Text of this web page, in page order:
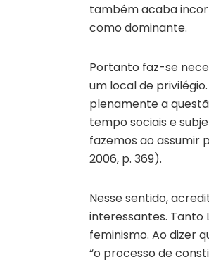
também acaba
como dominante.
Portanto faz-se
um local de
plenamente a
tempo sociais e
fazemos ao assumir
2006, p. 369).
Nesse sentido,
interessantes. Tanto
feminismo. Ao dizer
“o processo de